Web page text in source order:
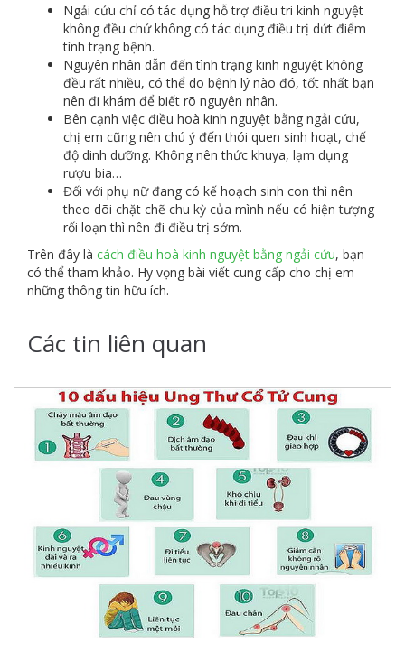
Ngải cứu chỉ có tác dụng hỗ trợ điều tri kinh nguyệt
không đều chứ không có tác dụng điều trị dứt điểm
tình trạng bệnh.
Nguyên nhân dẫn đến tình trạng kinh nguyệt không
đều rất nhiều, có thể do bệnh lý nào đó, tốt nhất bạn
nên đi khám để biết rõ nguyên nhân.
Bên cạnh việc điều hoà kinh nguyệt bằng ngải cứu,
chị em cũng nên chú ý đến thói quen sinh hoạt, chế
độ dinh dưỡng. Không nên thức khuya, lạm dụng
rượu bia…
Đối với phụ nữ đang có kế hoạch sinh con thì nên
theo dõi chặt chẽ chu kỳ của mình nếu có hiện tượng
rối loạn thì nên đi điều trị sớm.
Trên đây là cách điều hoà kinh nguyệt bằng ngải cứu, bạn
có thể tham khảo. Hy vọng bài viết cung cấp cho chị em
những thông tin hữu ích.
Các tin liên quan